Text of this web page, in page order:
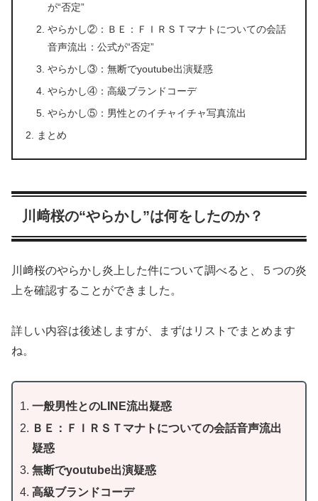
が“否定”
やらかし②：ＢＥ：ＦＩＲＳＴマナトについての会話
音声流出：公式が“否定”
やらかし③：無断でyoutube出演疑惑
やらかし④：高級ブランドコーデ
やらかし⑤：男性とのイチャイチャ写真流出
まとめ
川﨑桜の“やらかし”は何をしたのか？
川﨑桜のやらかし炎上した件について調べると、５つの炎
上を確認することができました。
詳しい内容は後述しますが、まずはリストでまとめます
ね。
一般男性とのLINE流出疑惑
ＢＥ：ＦＩＲＳＴマナトについての会話音声流出
疑惑
無断でyoutube出演疑惑
高級ブランドコーデ